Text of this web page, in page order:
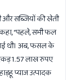
और सब्जियों की खेती
कहा, “पहले, सभी फल
गई थी। अब, फसल के
1.57 लाख रुपए
प्याज उत्पादक